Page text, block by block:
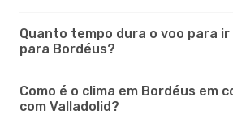
Quanto tempo dura o voo para ir
para Bordéus?
Como é o clima em Bordéus em
com Valladolid?